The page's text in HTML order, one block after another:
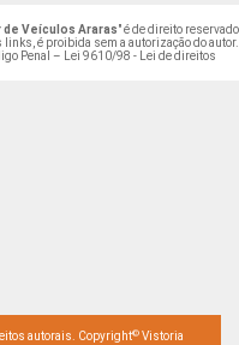
Veículos Araras" é de direito
é proibida sem a autorização do autor.
Penal –
Lei 9610/98 - Lei de direitos
autorais. Copyright© Vistoria